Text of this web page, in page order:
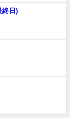
日)